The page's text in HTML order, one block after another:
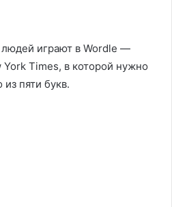
играют в Wordle —
York Times, в которой нужно
из пяти букв.